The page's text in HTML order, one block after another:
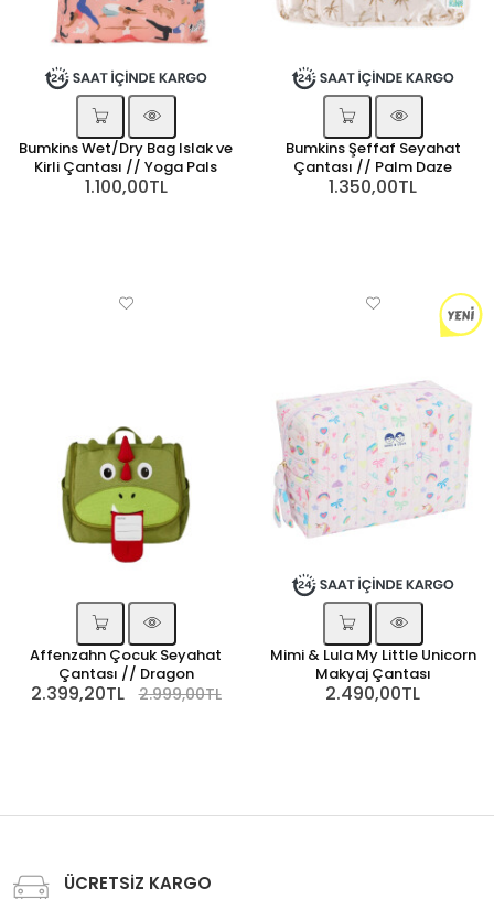
Bumkins Wet/Dry Bag Islak ve
Kirli Çantası // Yoga Pals
1.100,00TL
Bumkins Şeffaf Seyahat
Çantası // Palm Daze
1.350,00TL
Affenzahn Çocuk Seyahat
Çantası // Dragon
2.399,20TL 2.999,00TL
Mimi & Lula My Little Unicorn
Makyaj Çantası
2.490,00TL
ÜCRETSİZ KARGO